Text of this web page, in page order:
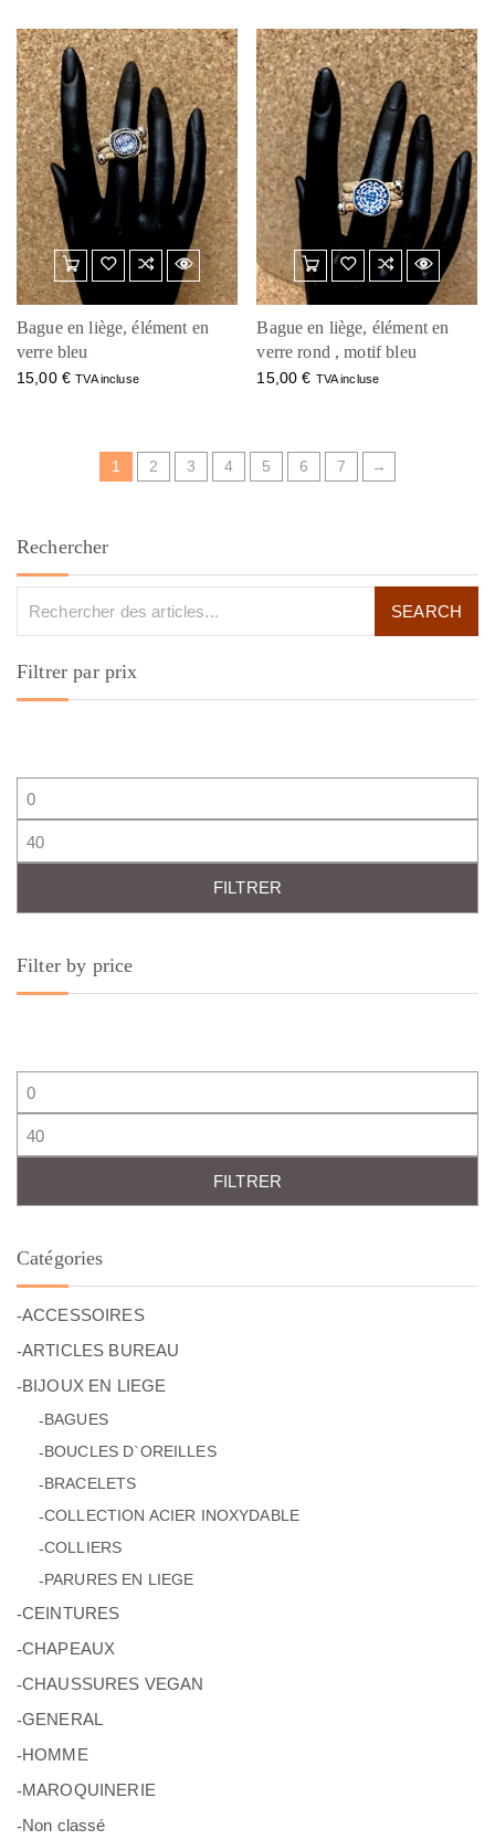
Bague en liège, élément en
verre bleu
15,00 € TVA incluse
Bague en liège, élément en
verre rond , motif bleu
15,00€ TVA incluse
1 2 3 4 5 6 7 →
Rechercher
Filtrer par prix
Prix min
Prix max
FILTRER
Filter by price
Prix min
Prix max
FILTRER
Catégories
ACCESSOIRES
ARTICLES BUREAU
BIJOUX EN LIEGE
BAGUES
BOUCLES D`OREILLES
BRACELETS
COLLECTION ACIER INOXYDABLE
COLLIERS
PARURES EN LIEGE
CEINTURES
CHAPEAUX
CHAUSSURES VEGAN
GENERAL
HOMME
MAROQUINERIE
Non classé